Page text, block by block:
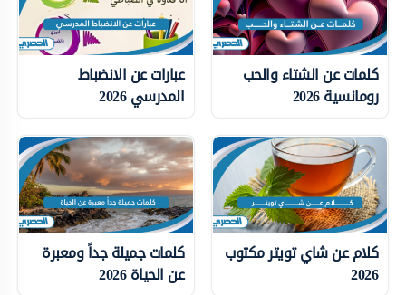
كلمات عن الشتاء والحب
رومانسية 2026
عبارات عن الانضباط
المدرسي 2026
كلام عن شاي تويتر مكتوب
2026
كلمات جميلة جداً ومعبرة
عن الحياة 2026